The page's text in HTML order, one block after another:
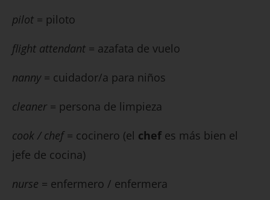
pilot = piloto
flight attendant = azafata de vuelo
nanny= cuidador/a para niños
cleaner = persona de limpieza
cook / chef= cocinero (el chef es más bien el
jefe de cocina)
nurse = enfermero / enfermera